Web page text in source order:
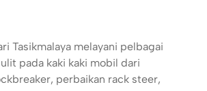
Tasikmalaya melayani pelbagai
pada kaki kaki mobil dari
perbaikan rack steer,